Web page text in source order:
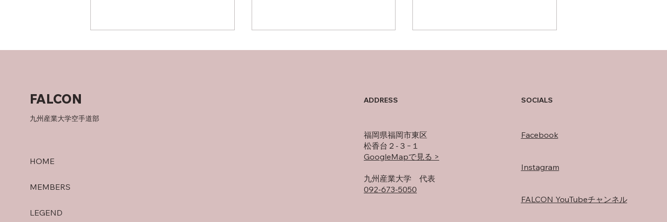
HOME
MEMBERS
LEGEND
FALCON
九州産業大学空手道部
ADDRESS
福岡県福岡市東区
松香台２-３−１
GoogleMapで見る >
​九州産業大学 代表
092-673-5050
SOCIALS
Facebook
Instagram
FALCON YouTubeチャンネル